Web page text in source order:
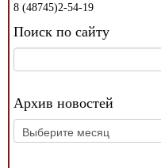
8 (48745)2-54-19
Поиск по сайту
Архив новостей
Архив
новостей